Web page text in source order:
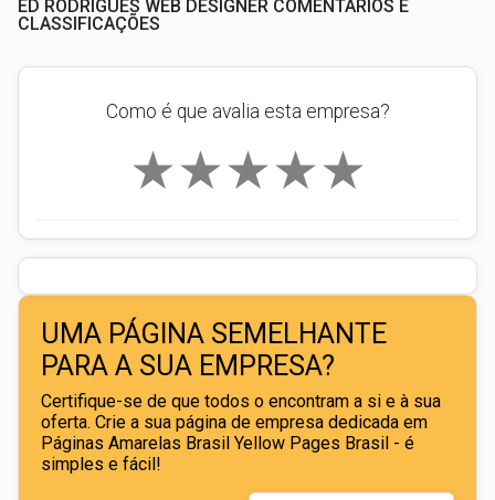
ED RODRIGUES WEB DESIGNER COMENTÁRIOS E
CLASSIFICAÇÕES
Como é que avalia esta empresa?
★
★
★
★
★
UMA PÁGINA SEMELHANTE
PARA A SUA EMPRESA?
Certifique-se de que todos o encontram a si e à sua
oferta. Crie a sua página de empresa dedicada em
Páginas Amarelas Brasil Yellow Pages Brasil - é
simples e fácil!